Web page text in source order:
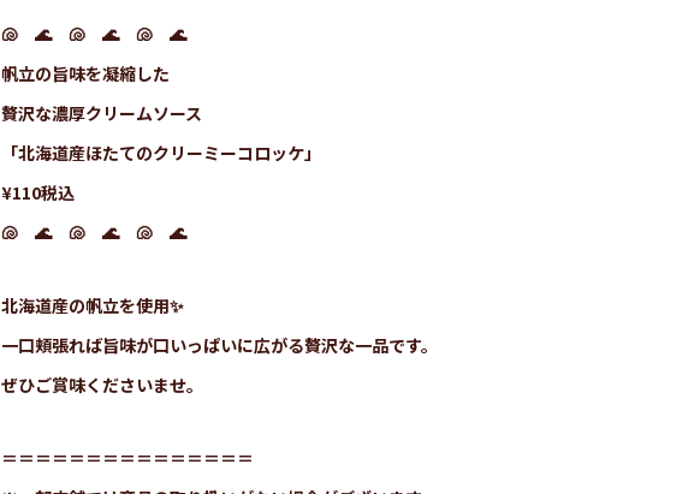
🐚 🌊 🐚 🌊 🐚 🌊
帆立の旨味を凝縮した
贅沢な濃厚クリームソース
「北海道産ほたてのクリーミーコロッケ」
¥110税込
🐚 🌊 🐚 🌊 🐚 🌊
北海道産の帆立を使用✨
一口頬張れば旨味が口いっぱいに広がる贅沢な一品です。
ぜひご賞味くださいませ。
＝＝＝＝＝＝＝＝＝＝＝＝＝＝＝